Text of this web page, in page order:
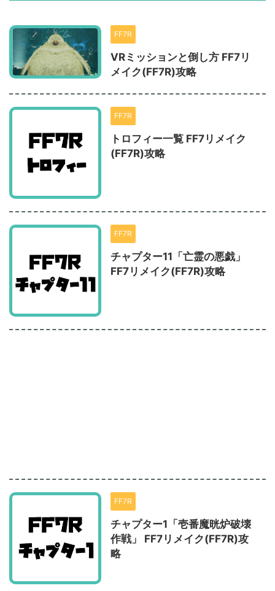
FF7R
VRミッションと倒し方 FF7リ
メイク(FF7R)攻略
FF7R
トロフィー一覧 FF7リメイク
(FF7R)攻略
FF7R
チャプター11「亡霊の悪戯」
FF7リメイク(FF7R)攻略
FF7R
チャプター1「壱番魔晄炉破壊
作戦」 FF7リメイク(FF7R)攻
略